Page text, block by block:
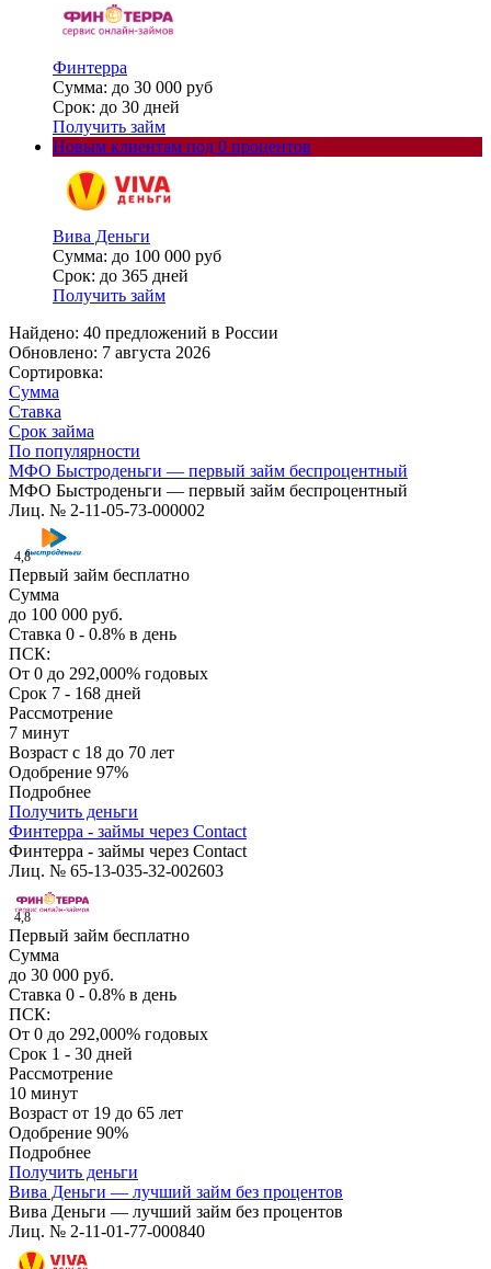
Финтерра
Сумма: до 30 000 руб
Срок: до 30 дней
Получить займ
Новым клиентам под 0 процентов
Вива Деньги
Сумма: до 100 000 руб
Срок: до 365 дней
Получить займ
Найдено: 40 предложений в России
Обновлено: 7 августа 2026
Сортировка:
Сумма
Ставка
Срок займа
По популярности
МФО Быстроденьги — первый займ беспроцентный
МФО Быстроденьги — первый займ беспроцентный
Лиц. № 2-11-05-73-000002
4,8
Первый займ бесплатно
Сумма
до 100 000 руб.
Ставка 0 - 0.8% в день
ПСК:
От 0 до 292,000% годовых
Срок 7 - 168 дней
Рассмотрение
7 минут
Возраст с 18 до 70 лет
Одобрение 97%
Подробнее
Получить деньги
Финтерра - займы через Contact
Финтерра - займы через Contact
Лиц. № 65-13-035-32-002603
4,8
Первый займ бесплатно
Сумма
до 30 000 руб.
Ставка 0 - 0.8% в день
ПСК:
От 0 до 292,000% годовых
Срок 1 - 30 дней
Рассмотрение
10 минут
Возраст от 19 до 65 лет
Одобрение 90%
Подробнее
Получить деньги
Вива Деньги — лучший займ без процентов
Вива Деньги — лучший займ без процентов
Лиц. № 2-11-01-77-000840